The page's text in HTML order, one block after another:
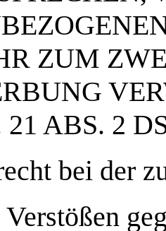
ZUM
ABS. 2
bei der